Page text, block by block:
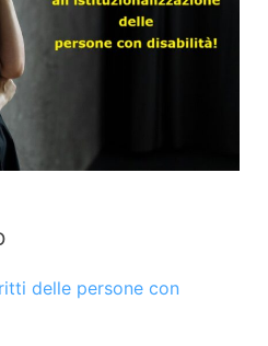
delle persone con